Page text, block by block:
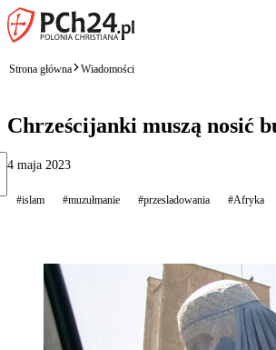
Strona główna Wiadomości
Chrześcijanki muszą nosić
4 maja 2023
#islam #muzułmanie #przesladowania #Afryka